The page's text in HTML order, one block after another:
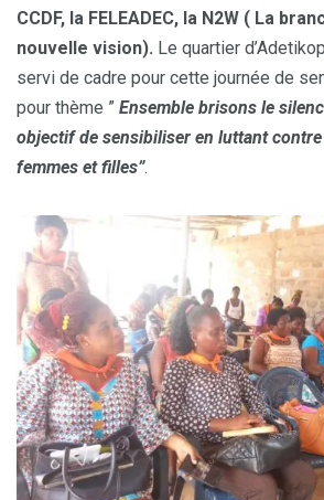
CCDF, la FELEADEC, la N2W ( La
nouvelle vision). Le quartier
servi de cadre pour cette journée de
pour thème ” Ensemble brisons le
objectif de sensibiliser en luttant
femmes et filles”.